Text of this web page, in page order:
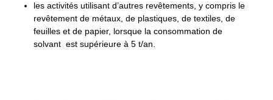
les activités utilisant d’autres revêtements, y compris le
revêtement de métaux, de plastiques, de textiles, de
feuilles et de papier, lorsque la consommation de
solvant est supérieure à 5 t/an.